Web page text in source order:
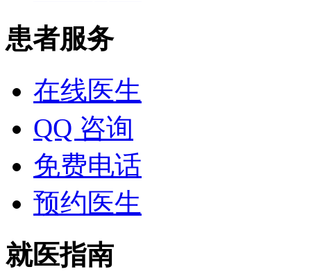
患者服务
在线医生
QQ 咨询
免费电话
预约医生
就医指南